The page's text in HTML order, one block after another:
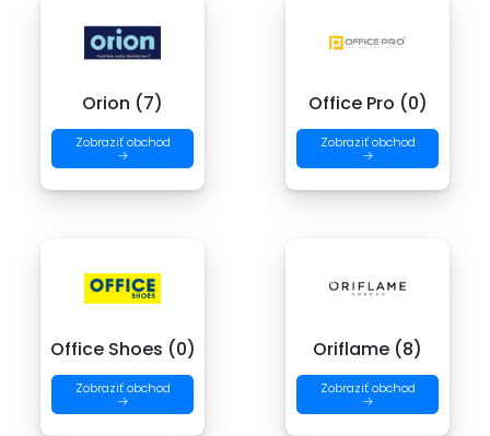
Orion (7)
Zobraziť obchod
→
Office Pro (0)
Zobraziť obchod
→
Office Shoes (0)
Zobraziť obchod
→
Oriflame (8)
Zobraziť obchod
→